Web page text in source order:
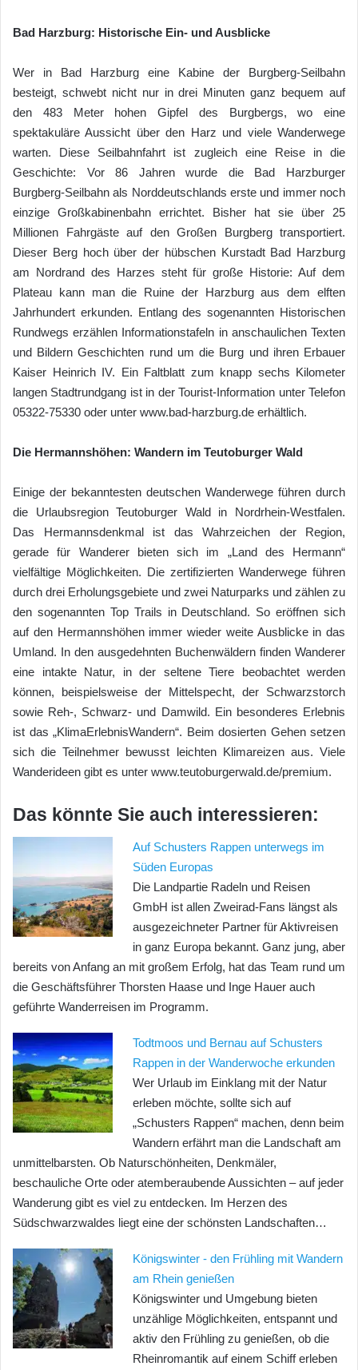
Bad Harzburg: Historische Ein- und Ausblicke
Wer in Bad Harzburg eine Kabine der Burgberg-Seilbahn
besteigt, schwebt nicht nur in drei Minuten ganz bequem auf
den 483 Meter hohen Gipfel des Burgbergs, wo eine
spektakuläre Aussicht über den Harz und viele Wanderwege
warten. Diese Seilbahnfahrt ist zugleich eine Reise in die
Geschichte: Vor 86 Jahren wurde die Bad Harzburger
Burgberg-Seilbahn als Norddeutschlands erste und immer noch
einzige Großkabinenbahn errichtet. Bisher hat sie über 25
Millionen Fahrgäste auf den Großen Burgberg transportiert.
Dieser Berg hoch über der hübschen Kurstadt Bad Harzburg
am Nordrand des Harzes steht für große Historie: Auf dem
Plateau kann man die Ruine der Harzburg aus dem elften
Jahrhundert erkunden. Entlang des sogenannten Historischen
Rundwegs erzählen Informationstafeln in anschaulichen Texten
und Bildern Geschichten rund um die Burg und ihren Erbauer
Kaiser Heinrich IV. Ein Faltblatt zum knapp sechs Kilometer
langen Stadtrundgang ist in der Tourist-Information unter Telefon
05322-75330 oder unter www.bad-harzburg.de erhältlich.
Die Hermannshöhen: Wandern im Teutoburger Wald
Einige der bekanntesten deutschen Wanderwege führen durch
die Urlaubsregion Teutoburger Wald in Nordrhein-Westfalen.
Das Hermannsdenkmal ist das Wahrzeichen der Region,
gerade für Wanderer bieten sich im „Land des Hermann“
vielfältige Möglichkeiten. Die zertifizierten Wanderwege führen
durch drei Erholungsgebiete und zwei Naturparks und zählen zu
den sogenannten Top Trails in Deutschland. So eröffnen sich
auf den Hermannshöhen immer wieder weite Ausblicke in das
Umland. In den ausgedehnten Buchenwäldern finden Wanderer
eine intakte Natur, in der seltene Tiere beobachtet werden
können, beispielsweise der Mittelspecht, der Schwarzstorch
sowie Reh-, Schwarz- und Damwild. Ein besonderes Erlebnis
ist das „KlimaErlebnisWandern“. Beim dosierten Gehen setzen
sich die Teilnehmer bewusst leichten Klimareizen aus. Viele
Wanderideen gibt es unter www.teutoburgerwald.de/premium.
Das könnte Sie auch interessieren:
Auf Schusters Rappen unterwegs im
Süden Europas
Die Landpartie Radeln und Reisen
GmbH ist allen Zweirad-Fans längst als
ausgezeichneter Partner für Aktivreisen
in ganz Europa bekannt. Ganz jung, aber
bereits von Anfang an mit großem Erfolg, hat das Team rund um
die Geschäftsführer Thorsten Haase und Inge Hauer auch
geführte Wanderreisen im Programm.
Todtmoos und Bernau auf Schusters
Rappen in der Wanderwoche erkunden
Wer Urlaub im Einklang mit der Natur
erleben möchte, sollte sich auf
„Schusters Rappen“ machen, denn beim
Wandern erfährt man die Landschaft am
unmittelbarsten. Ob Naturschönheiten, Denkmäler,
beschauliche Orte oder atemberaubende Aussichten – auf jeder
Wanderung gibt es viel zu entdecken. Im Herzen des
Südschwarzwaldes liegt eine der schönsten Landschaften…
Königswinter - den Frühling mit Wandern
am Rhein genießen
Königswinter und Umgebung bieten
unzählige Möglichkeiten, entspannt und
aktiv den Frühling zu genießen, ob die
Rheinromantik auf einem Schiff erleben